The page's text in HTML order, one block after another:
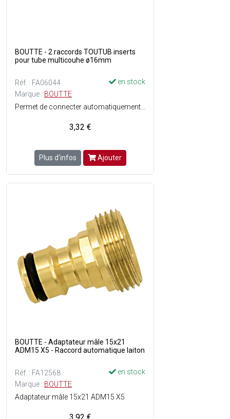
BOUTTE - 2 raccords TOUTUB inserts
pour tube multicouhe ø16mm
Réf. : FA06044
en stock
Marque : BOUTTE
3,32 €
Plus d'infos Ajouter
BOUTTE - Adaptateur mâle 15x21
ADM15 X5 - Raccord automatique laiton
Réf. : FA12568
en stock
Marque : BOUTTE
Adaptateur mâle 15x21 ADM15 X5